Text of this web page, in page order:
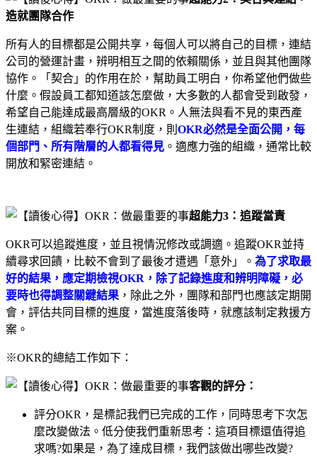
造就團隊合作
所有人的目標都是公開共享，每個人可以將自己的目標，連結
公司的營運計畫，辨明相互之間的依賴關係，並且與其他團隊
協作。「契合」的作用在於，幫助員工明白，你希望他們做些
什麼。假設員工都知道該怎麼做，大多數的人都會受到啟發，
希望自己能達成最高層級的OKR。人無法與看不見的東西產
生連結，組織若奉行OKR制度，則 OKR必然是全面公開，每
個部門、所有階層的人都看得見 。適應力強的組織，通常比較
開放和緊密連結。
超能力3：追蹤當責
OKR可以追蹤進度，並且視情況修改或調適。追蹤OKR並持
續尋求回饋，比較不會到了最後才遭遇「意外」。 為了求取最
好的結果，應定期檢視OKR，除了記錄進度和辨明障礙，必
要時也得調整關鍵結果 ，除此之外，團隊和部門也應該定期開
會，評估共同目標的進度，當進度落後時，就應該制定救援方
案。
※OKR的總結工作如下：
客觀的評分：
評分OKR，是標記我們已完成的工作，同時思考下次怎
麼改變做法。低分使我們重新思考：這項目標還值得追
求嗎?如果是，為了達成目標，我們該做出哪些改變?